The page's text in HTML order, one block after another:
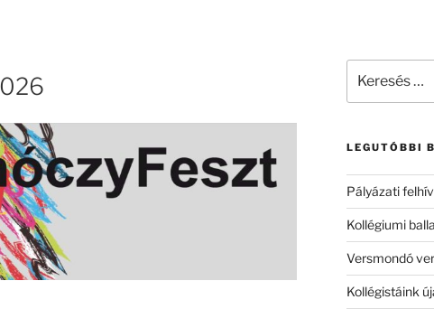
következő
LEGUTÓBBI
Pályázati
Kollégiumi
Versmondó
Kollégistáink